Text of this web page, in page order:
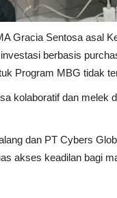
Gracia Sentosa asal
berbasis
Program MBG tidak
kolaboratif dan melek
dan PT Cybers
akses keadilan bagi